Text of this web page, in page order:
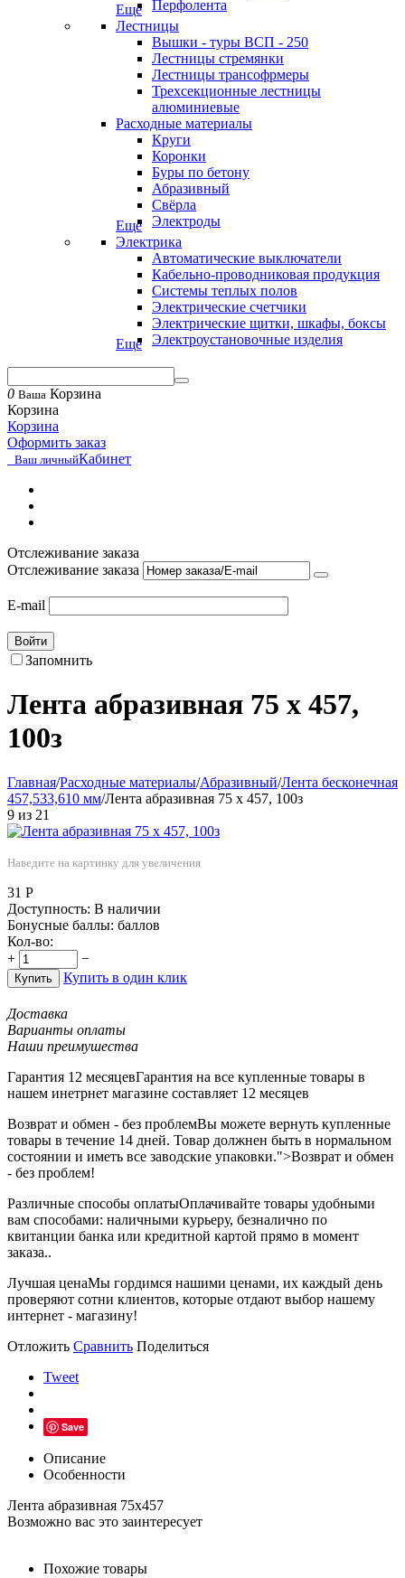
Перфолента
Еще
Лестницы
Вышки - туры ВСП - 250
Лестницы стремянки
Лестницы трансофрмеры
Трехсекционные лестницы
алюминиевые
Расходные материалы
Круги
Коронки
Буры по бетону
Абразивный
Свёрла
Электроды
Еще
Электрика
Автоматические выключатели
Кабельно-проводниковая продукция
Системы теплых полов
Электрические счетчики
Электрические щитки, шкафы, боксы
Электроустановочные изделия
Еще
0 Ваша Корзина
Корзина
Корзина
Оформить заказ
Ваш личныйКабинет
Отслеживание заказа
Отслеживание заказа
E-mail
Войти
Запомнить
Лента абразивная 75 х 457,
100з
Главная/Расходные материалы/Абразивный/Лента бесконечная
457,533,610 мм/Лента абразивная 75 х 457, 100з
9 из 21
Наведите на картинку для увеличения
31 Р
Доступность: В наличии
Бонусные баллы: баллов
Кол-во:
+
−
Купить Купить в один клик
Доставка
Варианты оплаты
Наши преимушества
Гарантия 12 месяцевГарантия на все купленные товары в
нашем инетрнет магазине составляет 12 месяцев
Возврат и обмен - без проблемВы можете вернуть купленные
товары в течение 14 дней. Товар должнен быть в нормальном
состоянии и иметь все заводские упаковки.">Возврат и обмен
- без проблем!
Различные способы оплатыОплачивайте товары удобными
вам способами: наличными курьеру, безналично по
квитанции банка или кредитной картой прямо в момент
заказа..
Лучшая ценаМы гордимся нашими ценами, их каждый день
проверяют сотни клиентов, которые отдают выбор нашему
интернет - магазину!
Отложить Сравнить Поделиться
Tweet
Save
Описание
Особенности
Лента абразивная 75х457
Возможно вас это заинтересует
Похожие товары